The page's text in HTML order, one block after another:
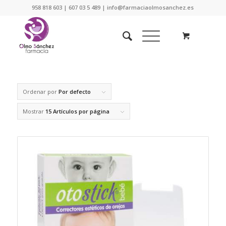
958 818 603 | 607 03 5 489 | info@farmaciaolmosanchez.es
Ordenar por Por defecto
Mostrar 15 Artículos por página